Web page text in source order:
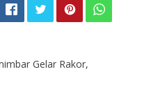
Gelar Rakor,